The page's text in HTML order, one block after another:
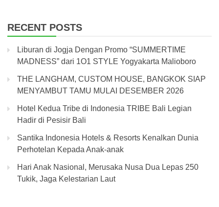
RECENT POSTS
Liburan di Jogja Dengan Promo “SUMMERTIME
MADNESS” dari 1O1 STYLE Yogyakarta Malioboro
THE LANGHAM, CUSTOM HOUSE, BANGKOK SIAP
MENYAMBUT TAMU MULAI DESEMBER 2026
Hotel Kedua Tribe di Indonesia TRIBE Bali Legian
Hadir di Pesisir Bali
Santika Indonesia Hotels & Resorts Kenalkan Dunia
Perhotelan Kepada Anak-anak
Hari Anak Nasional, Merusaka Nusa Dua Lepas 250
Tukik, Jaga Kelestarian Laut